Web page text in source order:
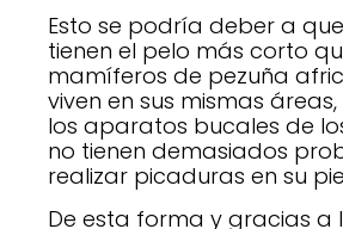
Esto se podría deber a
tienen el pelo más corto
mamíferos de pezuña
viven en sus mismas
los aparatos bucales de
no tienen demasiados
realizar picaduras en su
De esta forma y gracias a